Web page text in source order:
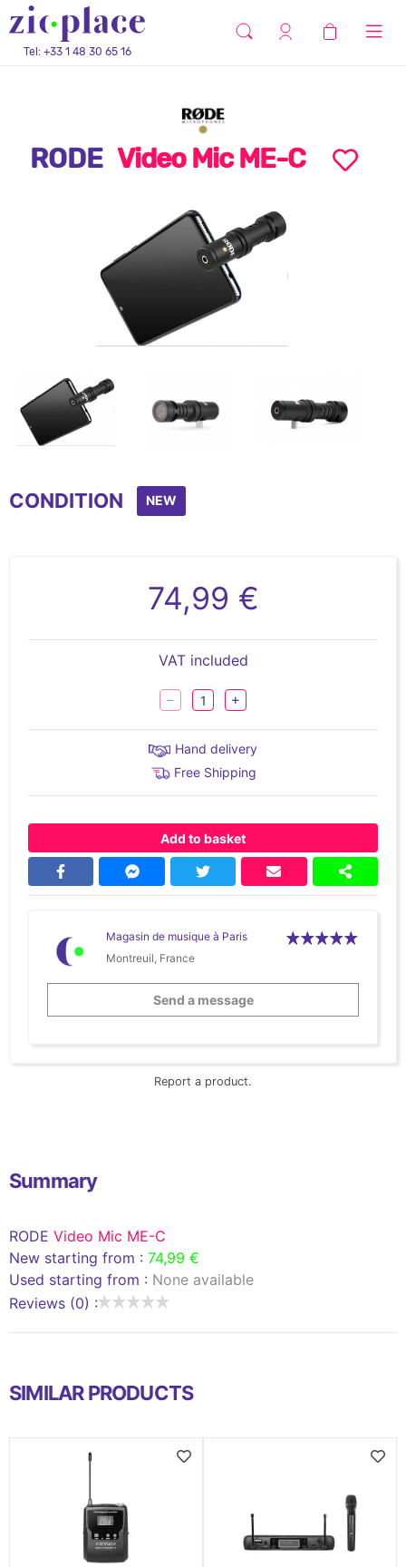
Tel: +33 1 48 30 65 16
RODE Video Mic ME-C
of
CONDITION NEW
74,99 €
VAT included
Hand delivery
Free Shipping
Add to basket
Magasin de musique à Paris
Montreuil, France
Send a message
Report a product.
Summary
RODE Video Mic ME-C
New starting from : 74,99 €
Used starting from : None available
Reviews (0) :
SIMILAR PRODUCTS